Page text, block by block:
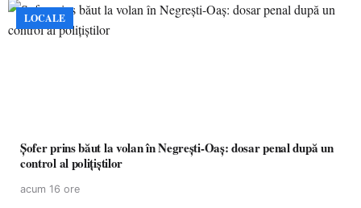
LOCALE
Șofer prins băut la volan în Negrești-Oaș: dosar penal după un
control al polițiștilor
acum 16 ore